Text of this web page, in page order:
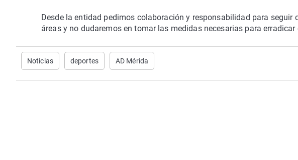
Desde la entidad pedimos colaboración y responsabilidad para
áreas y no dudaremos en tomar las medidas necesarias para
Noticias deportes AD Mérida